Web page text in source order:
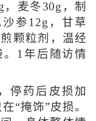
麦冬30g，制
参12g，甘草
颗粒剂，温经
1年后随访情
停药后皮损加
“掩饰”皮损。